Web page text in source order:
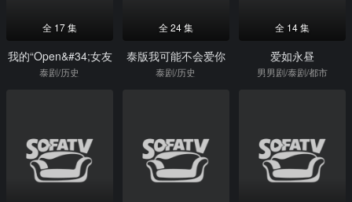
全 17 集
我的“Open&#34;女友
泰剧/历史
全 24 集
泰版我可能不会爱你
泰剧/历史
全 14 集
爱如永昼
男男剧/泰剧/都市